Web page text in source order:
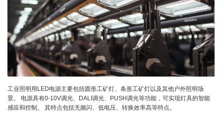
工业照明用LED电源主要包括圆形工矿灯、条形工矿灯以及其他户外照明场
景。 电源具有0-10V调光、DALI调光、PUSH调光等功能，可实现灯具的智能
感应和控制。 其特点包括无频闪、低电压、转换效率高等特点。